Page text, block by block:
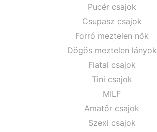
Pucér csajok
Csupasz csajok
Forró meztelen nők
Dögös meztelen lányok
Fiatal csajok
Tini csajok
MILF
Amatőr csajok
Szexi csajok